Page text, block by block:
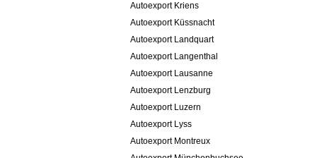
Autoexport Kriens
Autoexport Küssnacht
Autoexport Landquart
Autoexport Langenthal
Autoexport Lausanne
Autoexport Lenzburg
Autoexport Luzern
Autoexport Lyss
Autoexport Montreux